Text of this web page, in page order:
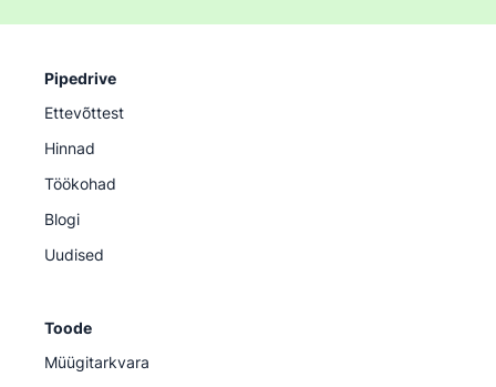
Pipedrive
Ettevõttest
Hinnad
Töökohad
Blogi
Uudised
Toode
Müügitarkvara